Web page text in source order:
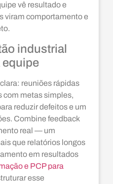
vê resultado e
viram comportamento e
industrial
equipe
reuniões rápidas
com metas simples,
reduzir defeitos e um
Combine feedback
real — um
que relatórios longos
em resultados
e PCP para
esse